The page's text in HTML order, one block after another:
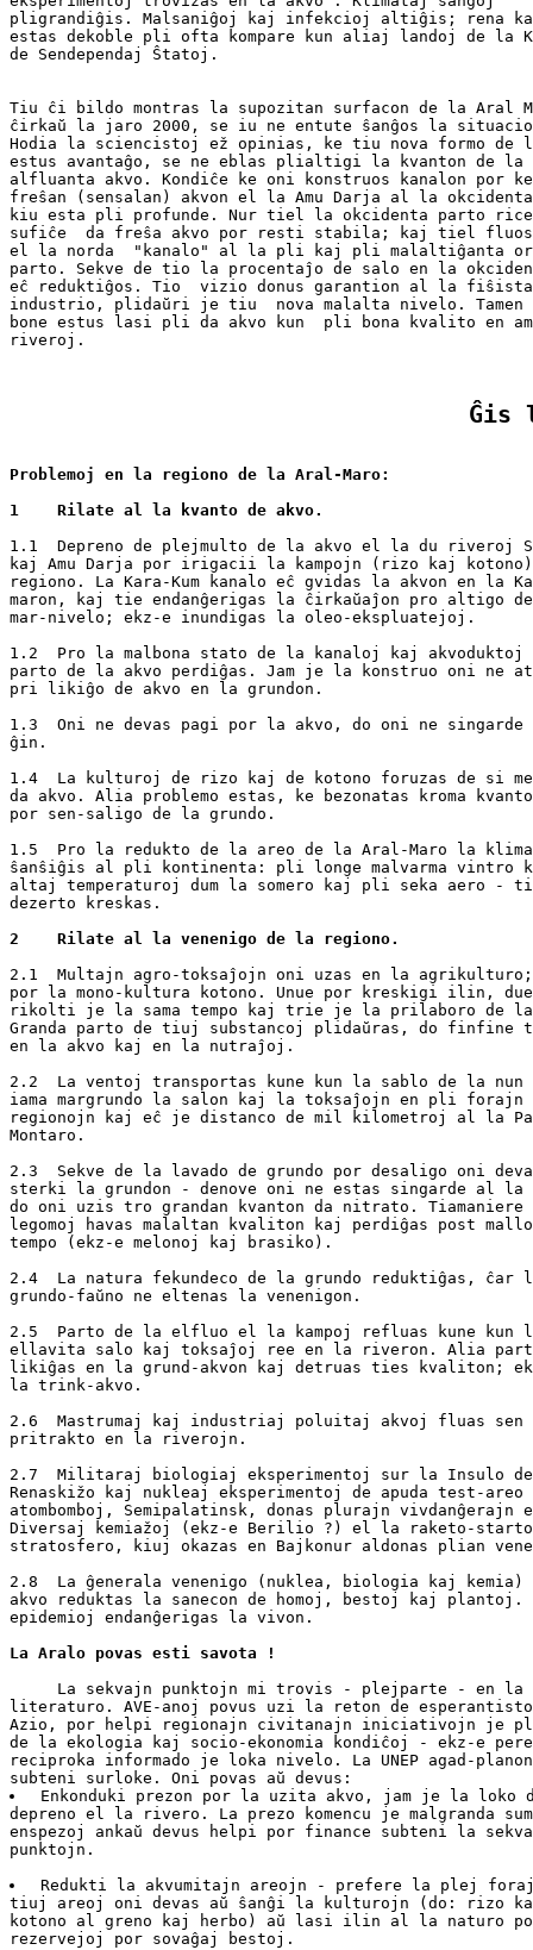
pligrandiĝis. Malsaniĝoj kaj infekcioj altiĝis; rena
estas dekoble pli ofta kompare kun aliaj landoj de la
Tiu ĉi bildo montras la supozitan surfacon de la Aral
ĉirkaŭ la jaro 2000, se iu ne entute ŝanĝos la
Hodia la sciencistoj ež opinias, ke tiu nova formo de
estus avantaĝo, se ne eblas plialtigi la kvanton de la
alfluanta akvo. Kondiĉe ke oni konstruos kanalon por
freŝan (sensalan) akvon el la Amu Darja al la
kiu esta pli profunde. Nur tiel la okcidenta parto
sufiĉe  da freŝa akvo por resti stabila; kaj tiel fluos
el la norda  "kanalo" al la pli kaj pli malaltiĝanta
parto. Sekve de tio la procentaĵo de salo en la
eĉ reduktiĝos. Tio  vizio donus garantion al la fiŝista
industrio, plidaŭri je tiu  nova malalta nivelo. Tamen
bone estus lasi pli da akvo kun  pli bona kvalito en
riveroj.
Ĝis
Problemoj en la regiono de la Aral-Maro:
1    Rilate al la kvanto de akvo.
1.1  Depreno de plejmulto de la akvo el la du riveroj
kaj Amu Darja por irigacii la kampojn (rizo kaj
regiono. La Kara-Kum kanalo eĉ gvidas la akvon en la
maron, kaj tie endanĝerigas la ĉirkaŭaĵon pro altigo
mar-nivelo; ekz-e inundigas la oleo-ekspluatejoj.
1.2  Pro la malbona stato de la kanaloj kaj akvoduktoj
parto de la akvo perdiĝas. Jam je la konstruo oni ne
pri likiĝo de akvo en la grundon.
1.3  Oni ne devas pagi por la akvo, do oni ne singarde
ĝin.
1.4  La kulturoj de rizo kaj de kotono foruzas de si
da akvo. Alia problemo estas, ke bezonatas kroma
por sen-saligo de la grundo.
1.5  Pro la redukto de la areo de la Aral-Maro la
ŝanŝiĝis al pli kontinenta: pli longe malvarma vintro
altaj temperaturoj dum la somero kaj pli seka aero -
dezerto kreskas.
2    Rilate al la venenigo de la regiono.
2.1  Multajn agro-toksaĵojn oni uzas en la
por la mono-kultura kotono. Unue por kreskigi ilin,
rikolti je la sama tempo kaj trie je la prilaboro de la
Granda parto de tiuj substancoj plidaŭras, do finfine
en la akvo kaj en la nutraĵoj.
2.2  La ventoj transportas kune kun la sablo de la
iama margrundo la salon kaj la toksaĵojn en pli forajn
regionojn kaj eĉ je distanco de mil kilometroj al la
Montaro.
2.3  Sekve de la lavado de grundo por desaligo oni
sterki la grundon - denove oni ne estas singarde al la
do oni uzis tro grandan kvanton da nitrato. Tiamaniere
legomoj havas malaltan kvaliton kaj perdiĝas post
tempo (ekz-e melonoj kaj brasiko).
2.4  La natura fekundeco de la grundo reduktiĝas, ĉar
grundo-faŭno ne eltenas la venenigon.
2.5  Parto de la elfluo el la kampoj refluas kune kun
ellavita salo kaj toksaĵoj ree en la riveron. Alia
likiĝas en la grund-akvon kaj detruas ties kvaliton;
la trink-akvo.
2.6  Mastrumaj kaj industriaj poluitaj akvoj fluas sen
pritrakto en la riverojn.
2.7  Militaraj biologiaj eksperimentoj sur la Insulo de
Renaskižo kaj nukleaj eksperimentoj de apuda test-areo
atombomboj, Semipalatinsk, donas plurajn vivdanĝerajn
Diversaj kemiažoj (ekz-e Berilio ?) el la raketo-
stratosfero, kiuj okazas en Bajkonur aldonas plian
2.8  La ĝenerala venenigo (nuklea, biologia kaj kemia)
akvo reduktas la sanecon de homoj, bestoj kaj plantoj.
epidemioj endanĝerigas la vivon.
La Aralo povas esti savota !
     La sekvajn punktojn mi trovis - plejparte - en la
literaturo. AVE-anoj povus uzi la reton de
Azio, por helpi regionajn civitanajn iniciativojn je
de la ekologia kaj socio-ekonomia kondiĉoj - ekz-e
reciproka informado je loka nivelo. La UNEP agad-
Enkonduki prezon por la uzita akvo, jam je la loko
depreno el la rivero. La prezo komencu je malgranda
enspezoj ankaŭ devus helpi por finance subteni la
punktojn.
Redukti la akvumitajn areojn - prefere la plej
tiuj areoj oni devas aŭ ŝanĝi la kulturojn (do: rizo
kotono al greno kaj herbo) aŭ lasi ilin al la naturo
rezervejoj por sovaĝaj bestoj.